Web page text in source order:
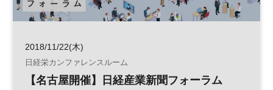
2018/11/22(木)
日経栄カンファレンスルーム
【名古屋開催】日経産業新聞フォーラム